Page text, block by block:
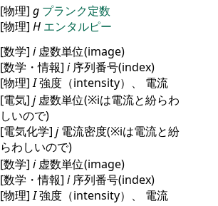
[物理] g プランク定数
[物理] H エンタルピー
[数学] i虚数単位(image)
[数学・情報] i序列番号(index)
[物理]I強度（intensity）、 電流
[電気] j虚数単位(※iは電流と紛らわ
しいので)
[電気化学] j電流密度(※iは電流と紛
らわしいので)
[数学] i虚数単位(image)
[数学・情報] i序列番号(index)
[物理]I強度（intensity）、 電流